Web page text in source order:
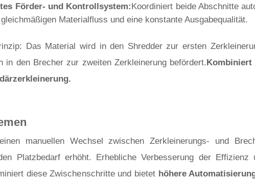
Förder- und Kontrollsystem:Koordiniert beide Abschnitte
Materialfluss und eine konstante Ausgabequalität.
Das Material wird in den Shredder zur ersten
in den Brecher zur zweiten Zerkleinerung befördert.Kombiniert
manuellen Wechsel zwischen Zerkleinerungs- und
Platzbedarf erhöht. Erhebliche Verbesserung der Effizienz
diese Zwischenschritte und bietet höhere